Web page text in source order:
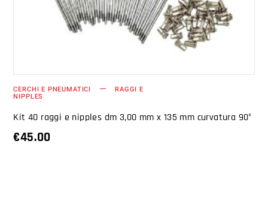
CERCHI E PNEUMATICI RAGGI E
NIPPLES
Kit 40 raggi e nipples dm 3,00 mm x 135 mm curvatura 90°
€45.00